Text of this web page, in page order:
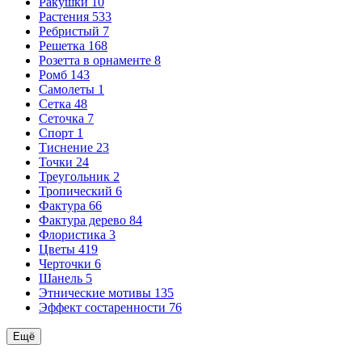
Растения 533
Ребристый 7
Решетка 168
Розетта в орнаменте 8
Ромб 143
Самолеты 1
Сетка 48
Сеточка 7
Спорт 1
Тиснение 23
Точки 24
Треугольник 2
Тропический 6
Фактура 66
Фактура дерево 84
Флористика 3
Цветы 419
Черточки 6
Шанель 5
Этнические мотивы 135
Эффект состаренности 76
Ещё